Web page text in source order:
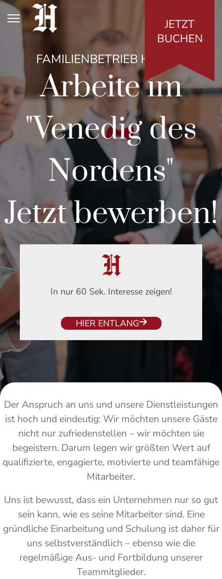
JETZT
BUCHEN
FAMILIENBETRIEB HILLING
Arbeite im
"Venedig des
Nordens"
Jetzt bewerben!
In nur 60 Sek. Interesse zeigen!
HIER ENTLANG
Der Anspruch an uns und unsere Dienstleistungen
ist hoch und eindeutig: Wir möchten unsere Gäste
nicht nur zufriedenstellen – wir möchten sie
begeistern. Darum legen wir größten Wert auf
qualifizierte, engagierte, motivierte und teamfähige
Mitarbeiter.
Uns ist bewusst, dass ein Unternehmen nur so gut
sein kann, wie es seine Mitarbeiter sind. Eine
gründliche Einarbeitung und Schulung ist daher für
uns selbstverständlich – ebenso wie die
regelmäßige Aus- und Fortbildung unserer
Teammitglieder.